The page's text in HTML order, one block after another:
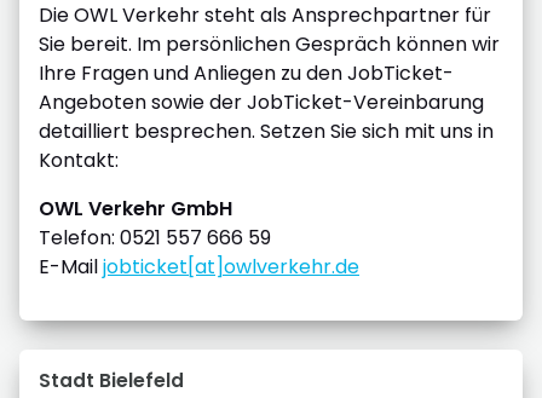
Die OWL Verkehr steht als Ansprechpartner für
Sie bereit. Im persönlichen Gespräch können wir
Ihre Fragen und Anliegen zu den JobTicket-
Angeboten sowie der JobTicket-Vereinbarung
detailliert besprechen. Setzen Sie sich mit uns in
Kontakt:
OWL Verkehr GmbH
Telefon: 0521 557 666 59
E-Mailjobticket[at]owlverkehr.de
Stadt Bielefeld